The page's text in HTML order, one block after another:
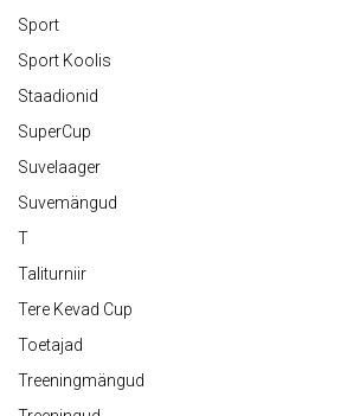
Sport
Sport Koolis
Staadionid
SuperCup
Suvelaager
Suvemängud
T
Taliturniir
Tere Kevad Cup
Toetajad
Treeningmängud